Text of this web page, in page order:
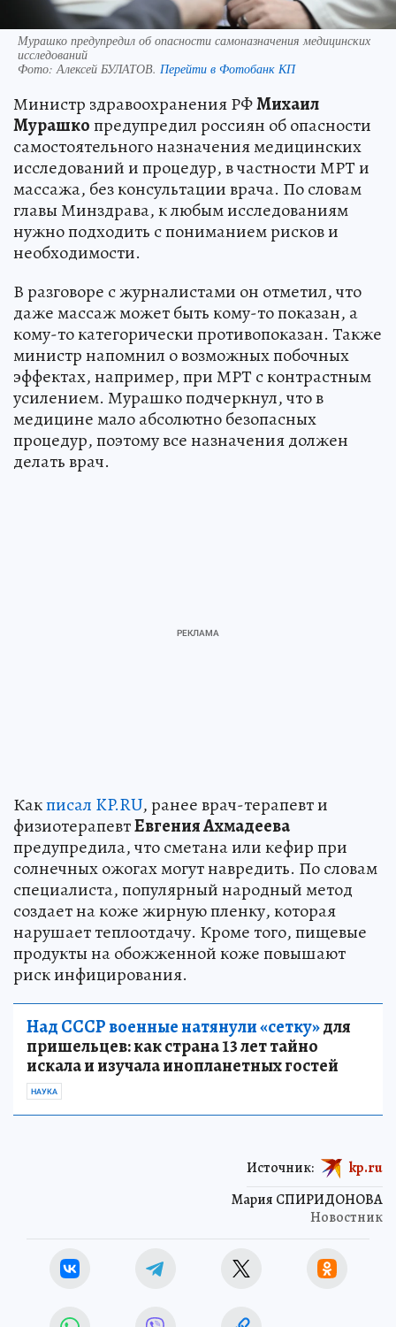
Мурашко предупредил об опасности самоназначения медицинских
исследований
Фото:Алексей БУЛАТОВ. Перейти в Фотобанк КП
Министр здравоохранения РФМихаил
Мурашкопредупредил россиян об опасности
самостоятельного назначения медицинских
исследований и процедур, в частности МРТ и
массажа, без консультации врача. По словам
главы Минздрава, к любым исследованиям
нужно подходить с пониманием рисков и
необходимости.
В разговоре с журналистами он отметил, что
даже массаж может быть кому-то показан, а
кому-то категорически противопоказан. Также
министр напомнил о возможных побочных
эффектах, например, при МРТ с контрастным
усилением. Мурашко подчеркнул, что в
медицине мало абсолютно безопасных
процедур, поэтому все назначения должен
делать врач.
Какписал KP.RU, ранее врач-терапевт и
физиотерапевтЕвгения Ахмадеева
предупредила, что сметана или кефир при
солнечных ожогах могут навредить. По словам
специалиста, популярный народный метод
создает на коже жирную пленку, которая
нарушает теплоотдачу. Кроме того, пищевые
продукты на обожженной коже повышают
риск инфицирования.
Над СССР военные натянули «сетку»для
пришельцев: как страна 13 лет тайно
искала и изучала инопланетных гостей
НАУКА
Мария СПИРИДОНОВА
Новостник
Источник: kp.ru